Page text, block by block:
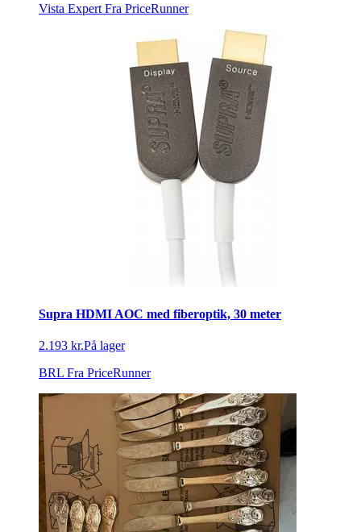
Vista Expert Fra PriceRunner
Supra HDMI AOC med fiberoptik, 30 meter
2.193 kr.På lager
BRL Fra PriceRunner